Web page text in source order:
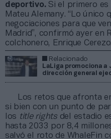
deportivo. Si el primero
Mateu Alemany. “Lo único
negociaciones para que
Madrid”, confirmó ayer en
colchonero, Enrique Cerezo.
Relacionado
LaLiga promociona a
dirección general
Los retos que afronta
si bien con un punto de
los title rightsdel estadio
hasta 2033 por 8,4
salvó el roto de WhaleFin